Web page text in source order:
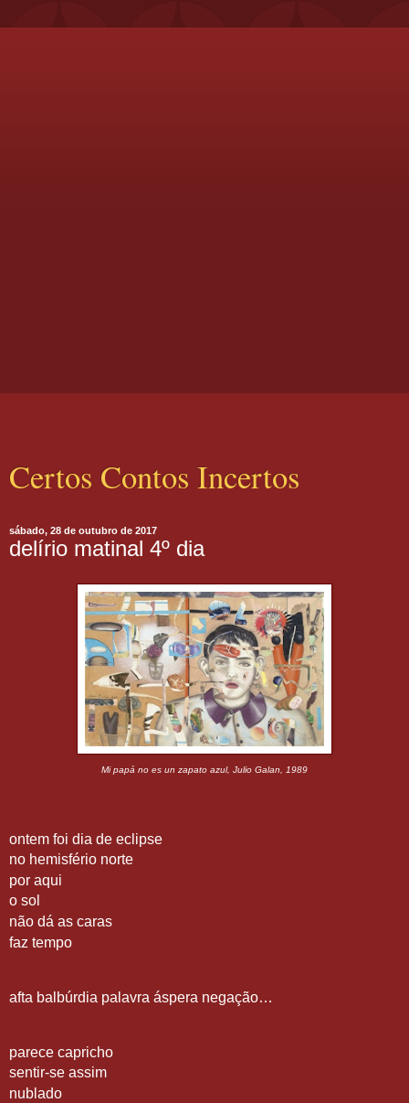
Certos Contos Incertos
sábado, 28 de outubro de 2017
delírio matinal 4º dia
Mi papá no es un zapato azul, Julio Galan, 1989
ontem foi dia de eclipse
no hemisfério norte
por aqui
o sol
não dá as caras
faz tempo
afta balbúrdia palavra áspera negação…
parece capricho
sentir-se assim
nublado